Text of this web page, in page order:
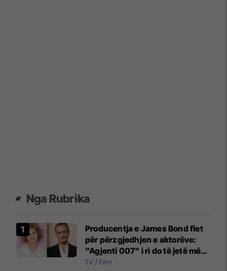
Nga Rubrika
Producentja e James Bond flet
për përzgjedhjen e aktorëve:
"Agjenti 007" i ri do të jetë më
emocionues dhe ndryshe
TV / Film